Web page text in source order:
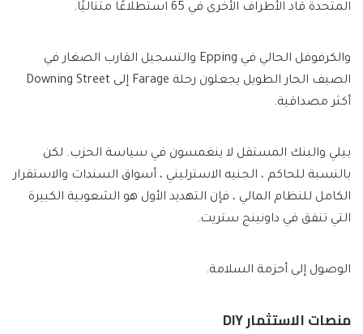
المتحدة قاد الأطراف الأخرى في 65 استطلاعًا متتاليًا.
والكرفوفل الحالي في Epping والتسجيل القارب الصغار في
الصيف الحار الطويل يجعلون رحلة Farage إلى Downing Street
أكثر مصداقية.
بيلي والبنك المستقل لا ينغمسون في سياسة الحزب. لكن
بالنسبة للحاكم ، الجنيه الاسترليني ، أسواق السندات والاستقرار
الكامل للنظام المالي ، فإن التهديد الأول هو الشعوبية الكبيرة
التي تنفق في داونينج ستريت.
الوصول إلى أحزمة السلامة.
منصات الاستثمار DIY